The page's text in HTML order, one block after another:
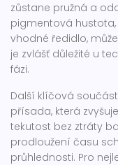
zůstane pružná a
pigmentová hustota,
vhodné ředidlo,
je zvlášť důležité u
fázi.
Další klíčová
přísada, která
tekutost bez ztráty
prodloužení času
průhlednosti. Pro